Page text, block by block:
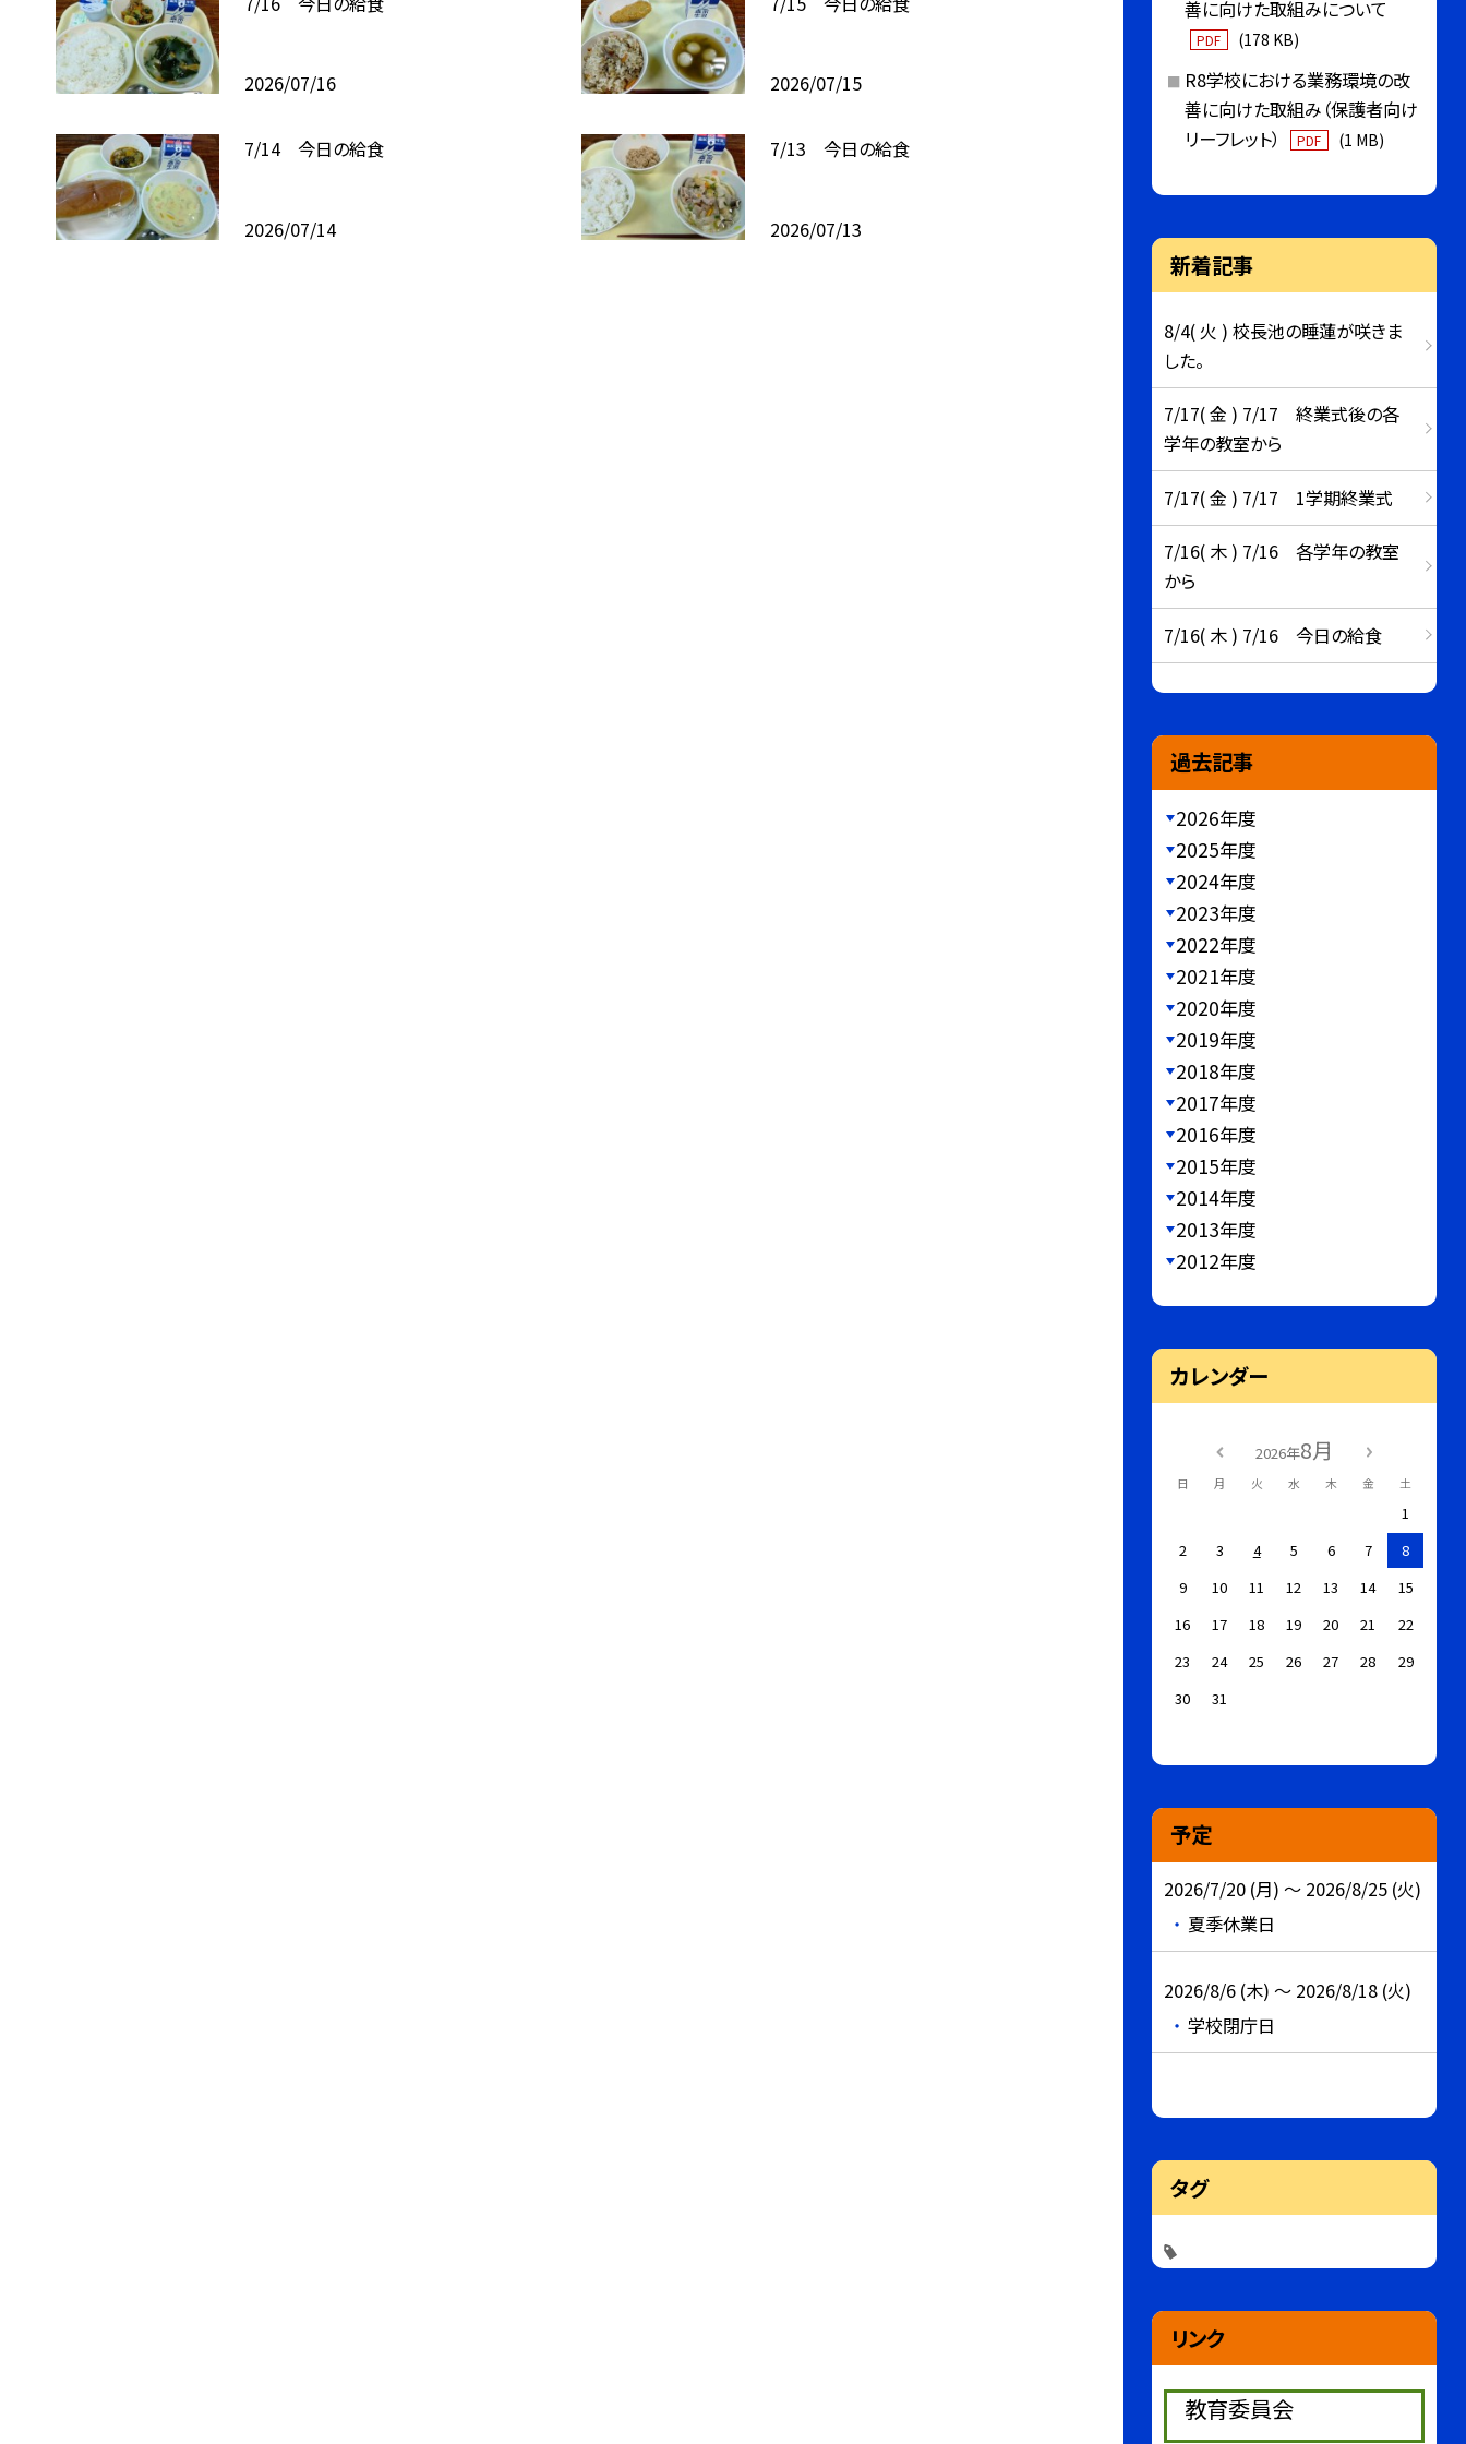
2026/07/16 2026/07/15
7/14 今日の給食
2026/07/14
7/13 今日の給食
2026/07/13
善に向けた取組みについて
PDF (178 KB)
R8学校における業務環境の改
善に向けた取組み（保護者向け
リーフレット）
PDF (1 MB)
新着記事
8/4( 火 ) 校長池の睡蓮が咲きま
した。
7/17( 金 ) 7/17 終業式後の各
学年の教室から
7/17( 金 ) 7/17 1学期終業式
7/16( 木 ) 7/16 各学年の教室
から
7/16( 木 ) 7/16 今日の給食
過去記事
2026年度
2025年度
2024年度
2023年度
2022年度
2021年度
2020年度
2019年度
2018年度
2017年度
2016年度
2015年度
2014年度
2013年度
2012年度
カレンダー
2026年8月
日 月 火 水 木 金 土
1
2
3 4 5 6 7
8
9
10 11 12 13 14
15
16
17 18 19 20 21
22
23
24 25 26 27 28
29
30
31
予定
2026/7/20 (月) ～ 2026/8/25 (火)
夏季休業日
2026/8/6 (木) ～ 2026/8/18 (火)
学校閉庁日
タグ
リンク
教育委員会